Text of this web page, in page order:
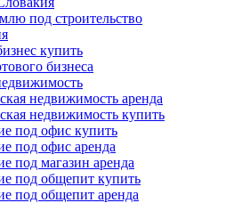
под строительство
купить
бизнеса
недвижимость аренда
недвижимость купить
под офис купить
под офис аренда
под магазин аренда
под общепит купить
под общепит аренда